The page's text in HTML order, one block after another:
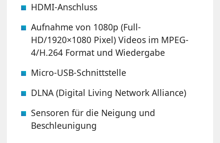
HDMI-Anschluss
Aufnahme von 1080p (Full-
HD/1920×1080 Pixel) Videos im MPEG-
4/H.264 Format und Wiedergabe
Micro-USB-Schnittstelle
DLNA (Digital Living Network Alliance)
Sensoren für die Neigung und
Beschleunigung